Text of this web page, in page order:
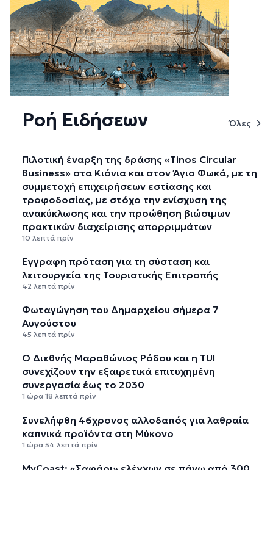
Ροή Ειδήσεων Όλες
Πιλοτική έναρξη της δράσης «Tinos Circular
Business» στα Κιόνια και στον Άγιο Φωκά, με τη
συμμετοχή επιχειρήσεων εστίασης και
τροφοδοσίας, με στόχο την ενίσχυση της
ανακύκλωσης και την προώθηση βιώσιμων
πρακτικών διαχείρισης απορριμμάτων
10 λεπτά πρίν
Έγγραφη πρόταση για τη σύσταση και
λειτουργεία της Τουριστικής Επιτροπής
42 λεπτά πρίν
Φωταγώγηση του Δημαρχείου σήμερα 7
Αυγούστου
45 λεπτά πρίν
Ο Διεθνής Μαραθώνιος Ρόδου και η TUI
συνεχίζουν την εξαιρετικά επιτυχημένη
συνεργασία έως το 2030
1 ώρα 18 λεπτά πρίν
Συνελήφθη 46χρονος αλλοδαπός για λαθραία
καπνικά προϊόντα στη Μύκονο
1 ώρα 54 λεπτά πρίν
MyCoast: «Σαφάρι» ελέγχων σε πάνω από 300
παραλίες: Έως 73.000 ευρώ τα πρόστιμα